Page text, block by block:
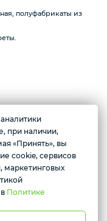
полуфабрикаты из
Условия доставки
при наличии,
«Принять», вы
cookie, сервисов
маркетинговых
Политике
Нет